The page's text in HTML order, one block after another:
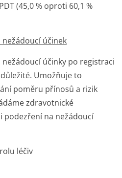
(45,0 % oproti 60,1 %
účinek
účinky po registraci
Umožňuje to
poměru přínosů a rizik
zdravotnické
podezření na nežádoucí
léčiv